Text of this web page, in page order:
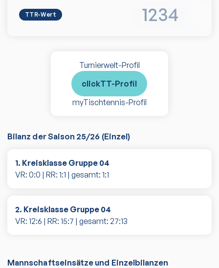
TTR-Wert 1234
Turnierwelt-Profil
clickTT-Profil
myTischtennis-Profil
Bilanz der Saison 25/26 (Einzel)
1. Kreisklasse Gruppe 04
VR: 0:0 | RR: 1:1 | gesamt: 1:1
2. Kreisklasse Gruppe 04
VR: 12:6 | RR: 15:7 | gesamt: 27:13
Mannschaftseinsätze und Einzelbilanzen